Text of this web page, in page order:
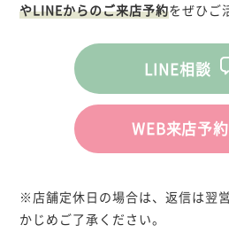
やLINEからのご来店予約をぜひご
LINE相談
WEB来店予約
※店舗定休日の場合は、返信は翌
かじめご了承ください。